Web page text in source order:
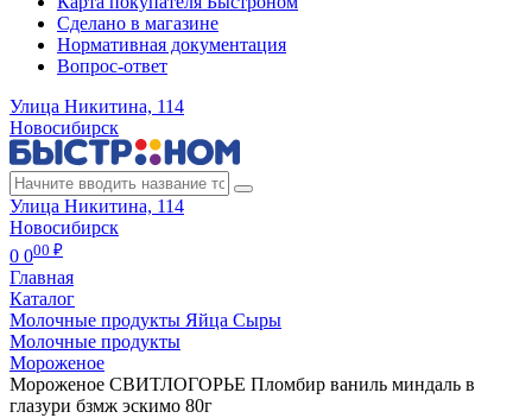
Сделано в магазине
Нормативная документация
Вопрос-ответ
Улица Никитина, 114
Новосибирск
Улица Никитина, 114
Новосибирск
0 000 ₽
Главная
Каталог
Молочные продукты Яйца Сыры
Молочные продукты
Мороженое
Мороженое СВИТЛОГОРЬЕ Пломбир ваниль миндаль в
глазури бзмж эскимо 80г